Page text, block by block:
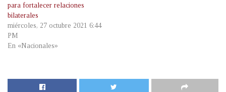
para fortalecer relaciones
bilaterales
miércoles, 27 octubre 2021 6:44
PM
En «Nacionales»